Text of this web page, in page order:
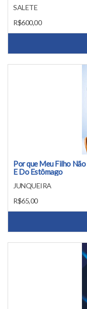
SALETE
R$600,00
Por que Meu Filho
E Do Estômago
JUNQUEIRA
R$65,00